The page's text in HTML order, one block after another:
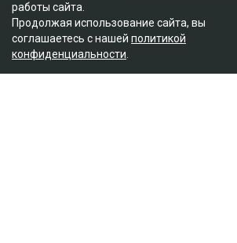
Редакция
О проекте
работы сайта.
Продолжая использование сайта, вы
соглашаетесь с нашей политикой
конфиденциальности